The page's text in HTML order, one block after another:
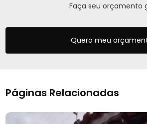
Faça seu orçamento
Quero meu
Páginas Relacionadas